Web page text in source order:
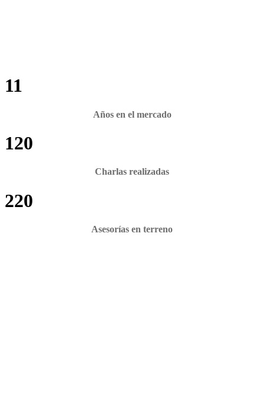
11
Años en el mercado
120
Charlas realizadas
220
Asesorías en terreno